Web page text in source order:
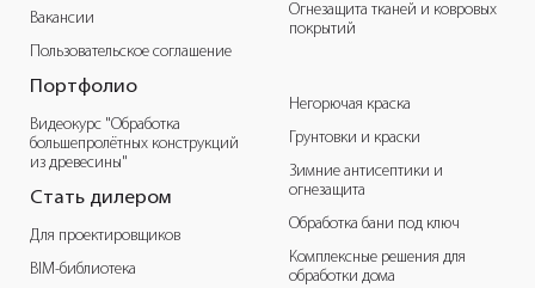
Вакансии
Пользовательское соглашение
Портфолио
Видеокурс "Обработка
большепролётных конструкций
из древесины"
Стать дилером
Для проектировщиков
BIM-библиотека
Огнезащита тканей и ковровых
покрытий
Негорючая краска
Грунтовки и краски
Зимние антисептики и
огнезащита
Обработка бани под ключ
Комплексные решения для
обработки дома